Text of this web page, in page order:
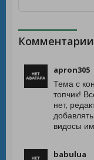
apron305
Тема с
топчик!
нет,
видосы
babulua